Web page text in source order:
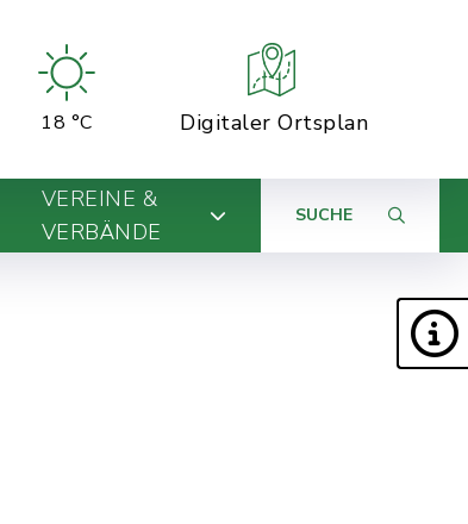
18 °C Digitaler Ortsplan
VEREINE &
VERBÄNDE
SUCHE